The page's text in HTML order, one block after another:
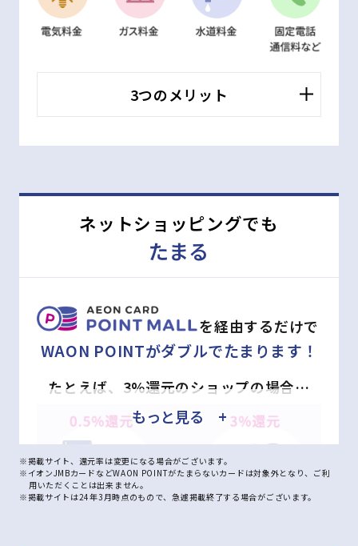
3つのメリット
ネットショッピングでも
たまる
を経由するだけで
WAON POINTがダブルでたまります！
たとえば、3%還元のショップの場合…
もっと見る +
※掲載サイト、還元率は変更になる場合がございます。
※イオンJMBカードなどWAON POINTがたまらないカードは対象外となり、ご利
用いただくことは出来ません。
※掲載サイトは24年3月時点のもので、急遽掲載終了する場合がございます。